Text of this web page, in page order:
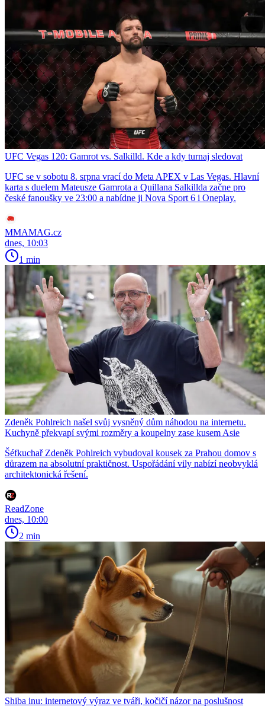
UFC Vegas 120: Gamrot vs. Salkilld. Kde a kdy turnaj sledovat
UFC se v sobotu 8. srpna vrací do Meta APEX v Las Vegas. Hlavní
karta s duelem Mateusze Gamrota a Quillana Salkillda začne pro
české fanoušky ve 23:00 a nabídne ji Nova Sport 6 i Oneplay.
MMAMAG.cz
dnes, 10:03
1 min
Zdeněk Pohlreich našel svůj vysněný dům náhodou na internetu.
Kuchyně překvapí svými rozměry a koupelny zase kusem Asie
Šéfkuchař Zdeněk Pohlreich vybudoval kousek za Prahou domov s
důrazem na absolutní praktičnost. Uspořádání vily nabízí neobvyklá
architektonická řešení.
ReadZone
dnes, 10:00
2 min
Shiba inu: internetový výraz ve tváři, kočičí názor na poslušnost